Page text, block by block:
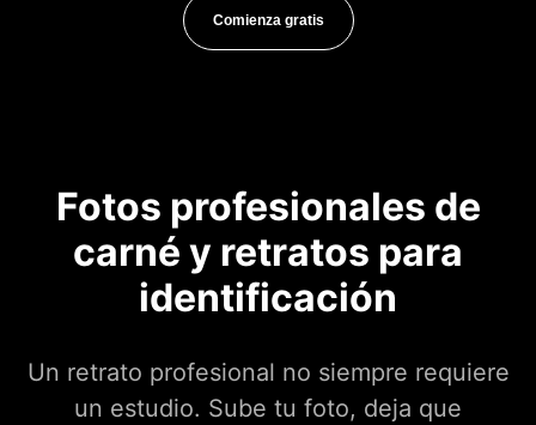
Comienza gratis
Fotos profesionales de
carné y retratos para
identificación
Un retrato profesional no siempre requiere
un estudio. Sube tu foto, deja que